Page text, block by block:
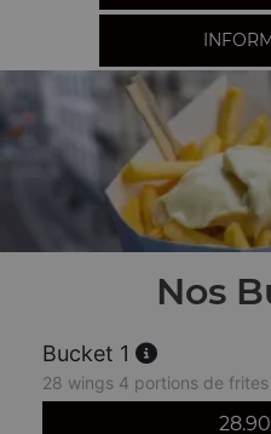
Nos
Bucket 1
28 wings 4 portions de frites
28.90